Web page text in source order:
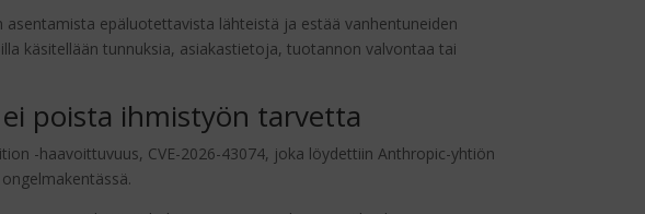
epäluotettavista lähteistä ja estää vanhentuneiden
käsitellään tunnuksia, asiakastietoja, tuotannon valvontaa tai
poista ihmistyön tarvetta
-haavoittuvuus, CVE-2026-43074, joka löydettiin Anthropic-yhtiön